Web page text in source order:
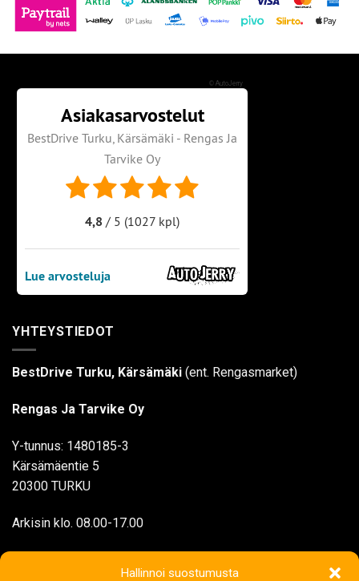
Hallinnoi suostumusta
© AutoJerry
YHTEYSTIEDOT
BestDrive Turku, Kärsämäki (ent. Rengasmarket)
Rengas Ja Tarvike Oy
Y-tunnus: 1480185-3
Kärsämäentie 5
20300 TURKU
Arkisin klo. 08.00-17.00